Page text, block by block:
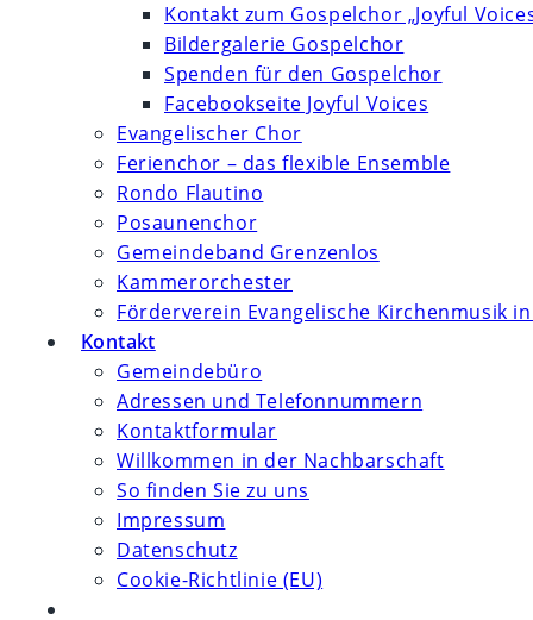
Kontakt zum Gospelchor „Joyful
Bildergalerie Gospelchor
Spenden für den Gospelchor
Facebookseite Joyful Voices
Evangelischer Chor
Ferienchor – das flexible Ensemble
Rondo Flautino
Posaunenchor
Gemeindeband Grenzenlos
Kammerorchester
Förderverein Evangelische Kirchenmusik
Kontakt
Gemeindebüro
Adressen und Telefonnummern
Kontaktformular
Willkommen in der Nachbarschaft
So finden Sie zu uns
Impressum
Datenschutz
Cookie-Richtlinie (EU)